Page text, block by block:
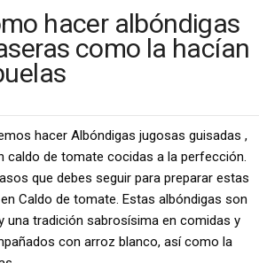
hacer albóndigas
como la hacían
hacer Albóndigas jugosas guisadas ,
caldo de tomate cocidas a la perfección.
que debes seguir para preparar estas
Caldo de tomate. Estas albóndigas son
una tradición sabrosísima en comidas y
con arroz blanco, así como la